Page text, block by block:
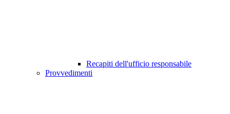
Recapiti dell'ufficio responsabile
Provvedimenti